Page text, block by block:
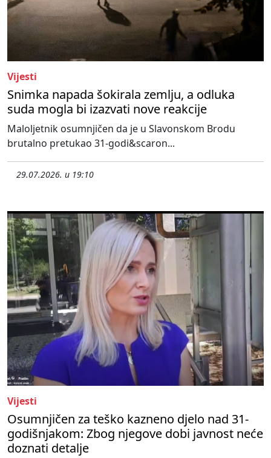
Vijesti
Snimka napada šokirala zemlju, a odluka
suda mogla bi izazvati nove reakcije
Maloljetnik osumnjičen da je u Slavonskom Brodu
brutalno pretukao 31-godi&scaron...
29.07.2026. u 19:10
Vijesti
Osumnjičen za teško kazneno djelo nad 31-
godišnjakom: Zbog njegove dobi javnost neće
doznati detalje